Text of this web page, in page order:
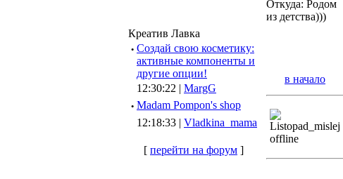
Креатив Лавка
· Создай свою косметику:
активные компоненты и
другие опции!
12:30:22 | MargG
· Madam Pompon's shop
12:18:33 | Vladkina_mama
[ перейти на форум ]
Откуда: Родом
из детства)))
в начало